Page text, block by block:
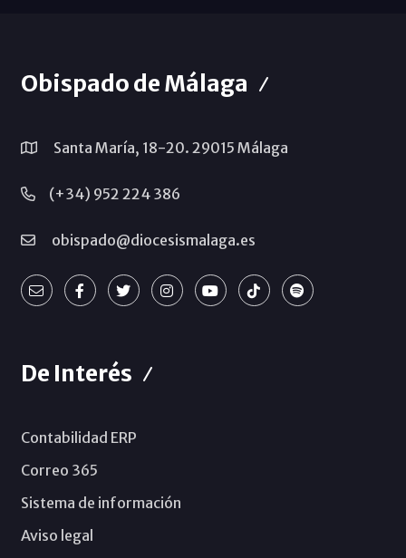
Obispado de Málaga
Santa María, 18-20. 29015 Málaga
(+34) 952 224 386
obispado@diocesismalaga.es
De Interés
Contabilidad ERP
Correo 365
Sistema de información
Aviso legal